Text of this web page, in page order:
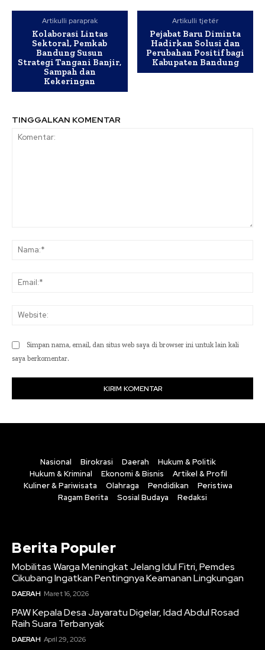
Artikulli paraprak
Kolaborasi Lintas
Sektoral, Pemkab
Bandung Susun
Strategi Tangani Banjir,
Sampah dan
Kekeringan
Artikulli tjetër
Pejabat Baru Diminta
Hadirkan Solusi dan
Perubahan Positif bagi
Kabupaten Bandung
TINGGALKAN KOMENTAR
Simpan nama, email, dan situs web saya di browser ini untuk lain kali
saya berkomentar.
Nasional Birokrasi Daerah
Hukum & Politik
Hukum & Kriminal
Ekonomi & Bisnis
Artikel & Profil
Kuliner & Pariwisata
Olahraga Pendidikan
Peristiwa
Ragam Berita
Sosial Budaya Redaksi
Berita Populer
Mobilitas Warga Meningkat Jelang Idul Fitri, Pemdes
Cikubang Ingatkan Pentingnya Keamanan Lingkungan
DAERAH Maret 16, 2026
PAW Kepala Desa Jayaratu Digelar, Idad Abdul Rosad
Raih Suara Terbanyak
DAERAH April 29, 2026